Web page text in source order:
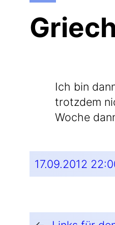
Ich bin
trotz­dem
Woche
17.09.2012